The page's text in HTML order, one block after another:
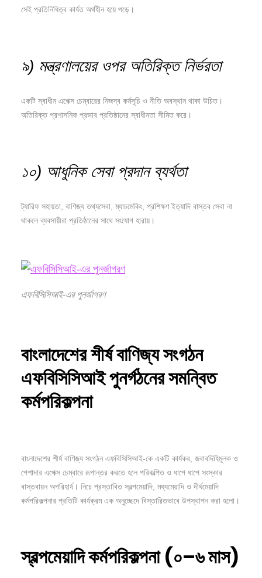
সেই প্রতিনিধিত্ব কার্যত অর্থহীন হয়ে পড়ে।
৯) মন্ত্রণালয়ের ওপর অতিরিক্ত নির্ভরতা
একটি স্বাধীন এপেক্স চেম্বারের নিজস্ব কর্মসূচি ও নীতি অবস্থান থাকা উচিত।
অতিরিক্ত প্রশাসনিক প্রভাব প্রতিষ্ঠানের স্বাধীনতা সীমিত করে।
১০) আধুনিক সেবা প্রদান ব্যর্থতা
ট্যারিফ সহায়তা, বাণিজ্য তথ্যসেবা, ম্যাচমেকিং, প্রশিক্ষণ ইত্যাদি বাস্তব সেবা না
থাকলে ব্যবসায়ীরা প্রতিষ্ঠানের সাথে সংযোগ হারায়।
এফবিসিসিআই-এর পুনর্জাগরণ
বাংলাদেশেরশীর্ষবাণিজ্যসংগঠন
এফবিসিসিআইপুনর্গঠনেরসমন্বিত
কর্মপরিকল্পনা
বাংলাদেশের শীর্ষ বাণিজ্য সংগঠন এফবিসিসিআই-কে একটি কার্যকর, জবাবদিহিমূলক ও
পেশাদার এপেক্স চেম্বারে রূপান্তর করতে হলে পরিকল্পিত ও ধাপে ধাপে সংস্কার
বাস্তবায়ন অপরিহার্য। নিচে প্রস্তাবিত স্বল্পমেয়াদি, মধ্যমেয়াদি ও দীর্ঘমেয়াদি
কর্মপরিকল্পনার প্রতিটি কার্যক্রম এক অনুচ্ছেদে বিস্তারিতভাবে উপস্থাপন করা হলো।
স্বল্পমেয়াদিকর্মপরিকল্পনা (০–৬মাস)